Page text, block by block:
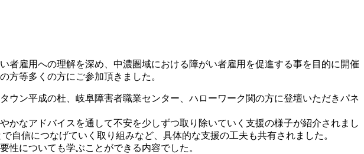
雇用への理解を深め、中濃圏域における障がい者雇用を促進する事を目的に開催
方等多くの方にご参加頂きました。
ン平成の杜、岐阜障害者職業センター、ハローワーク関の方に登壇いただきパネ
なアドバイスを通して不安を少しずつ取り除いていく支援の様子が紹介されまし
信につなげていく取り組みなど、具体的な支援の工夫も共有されました。
性についても学ぶことができる内容でした。